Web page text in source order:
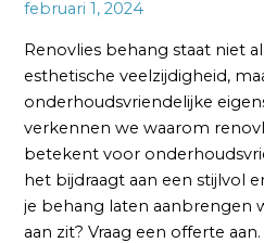
februari 1, 2024
Renovlies behang staat niet
esthetische veelzijdigheid,
onderhoudsvriendelijke
verkennen we waarom
betekent voor
het bijdraagt aan een stijlvol
je behang laten aanbrengen
aan zit? Vraag een offerte